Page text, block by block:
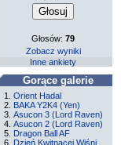
Głosów:79
Zobacz wyniki
Inne ankiety
Gorące galerie
Orient Hadal
BAKA Y2K4 (Yen)
Asucon 3 (Lord Raven)
Asucon 2 (Lord Raven)
Dragon Ball AF
Dzień Kwitnącej Wiśni